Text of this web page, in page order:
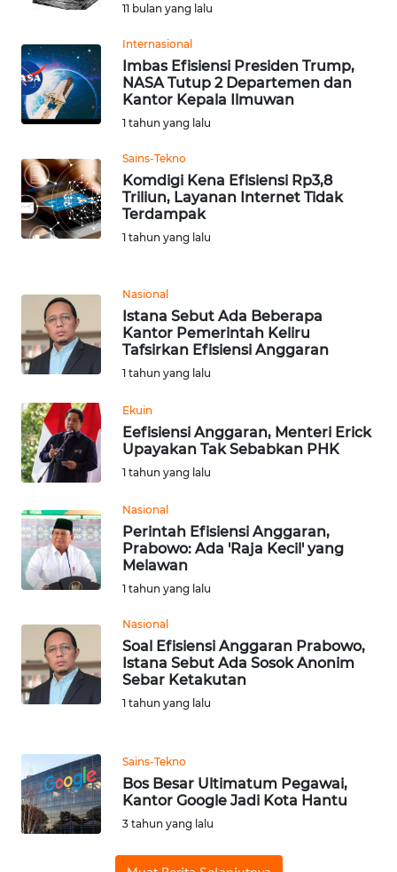
11 bulan yang lalu
Internasional
Imbas Efisiensi Presiden Trump,
NASA Tutup 2 Departemen dan
Kantor Kepala Ilmuwan
1 tahun yang lalu
Sains-Tekno
Komdigi Kena Efisiensi Rp3,8
Triliun, Layanan Internet Tidak
Terdampak
1 tahun yang lalu
Nasional
Istana Sebut Ada Beberapa
Kantor Pemerintah Keliru
Tafsirkan Efisiensi Anggaran
1 tahun yang lalu
Ekuin
Eefisiensi Anggaran, Menteri Erick
Upayakan Tak Sebabkan PHK
1 tahun yang lalu
Nasional
Perintah Efisiensi Anggaran,
Prabowo: Ada 'Raja Kecil' yang
Melawan
1 tahun yang lalu
Nasional
Soal Efisiensi Anggaran Prabowo,
Istana Sebut Ada Sosok Anonim
Sebar Ketakutan
1 tahun yang lalu
Sains-Tekno
Bos Besar Ultimatum Pegawai,
Kantor Google Jadi Kota Hantu
3 tahun yang lalu
PEDOMAN
MEDIA
SIBER
REDAKSI
KARIR
Wahana
News
Regional
SUMUT
WN
JAKARTA
WN
JABAR
WN
WN
NTT
WN
PAPUA